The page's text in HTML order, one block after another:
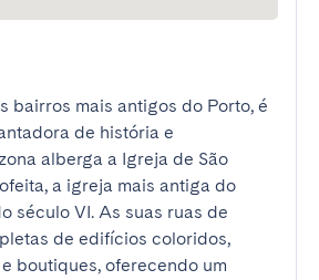
bairros mais antigos do Porto, é
de história e
alberga a Igreja de São
a igreja mais antiga do
século VI. As suas ruas de
de edifícios coloridos,
boutiques, oferecendo um